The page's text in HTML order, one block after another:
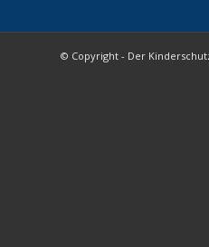
© Copyright - Der